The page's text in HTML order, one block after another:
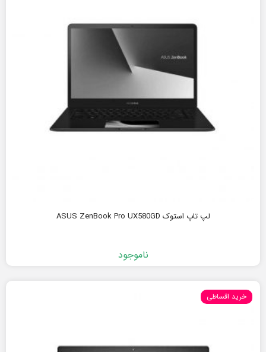
لپ تاپ استوک ASUS ZenBook Pro UX580GD
ناموجود
خرید اقساطی